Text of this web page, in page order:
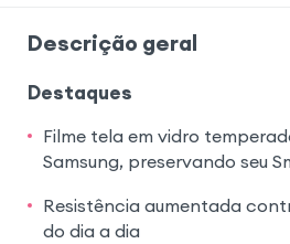
Descrição geral
Destaques
Filme tela em vidro
Samsung, preservando seu
Resistência aumentada
do dia a dia